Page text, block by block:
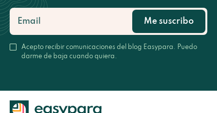
Acepto recibir comunicaciones del blog Easypara. Puedo
darme de baja cuando quiera.
Me suscribo